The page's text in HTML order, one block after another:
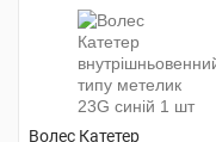
Волес Катетер